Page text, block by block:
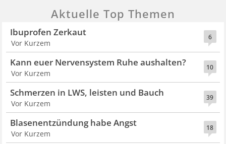
Aktuelle Top Themen
6
Ibuprofen Zerkaut
Vor Kurzem
10
Kann euer Nervensystem Ruhe aushalten?
Vor Kurzem
39
Schmerzen in LWS, leisten und Bauch
Vor Kurzem
18
Blasenentzündung habe Angst
Vor Kurzem